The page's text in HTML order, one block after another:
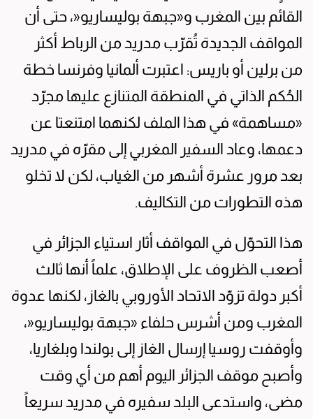
القائم بين المغرب و«جبهة بوليساريو«، حتى أن
المواقف الجديدة تُقرّب مدريد من الرباط أكثر
من برلين أو باريس: اعتبرت ألمانيا وفرنسا خطة
الحُكم الذاتي في المنطقة المتنازع عليها مجرّد
«مساهمة» في هذا الملف لكنهما امتنعتا عن
دعمها، وعاد السفير المغربي إلى مقرّه في مدريد
بعد مرور عشرة أشهر من الغياب، لكن لا تخلو
هذه التطورات من التكاليف.
هذا التحوّل في المواقف أثار استياء الجزائر في
أصعب الظروف على الإطلاق، علماً أنها ثالث
أكبر دولة تزوّد الاتحاد الأوروبي بالغاز، لكنها عدوة
المغرب ومن أشرس حلفاء «جبهة بوليساريو«،
وأوقفت روسيا إرسال الغاز إلى بولندا وبلغاريا،
وأصبح موقف الجزائر اليوم أهم من أي وقت
مضى، واستدعى البلد سفيره في مدريد سريعاً